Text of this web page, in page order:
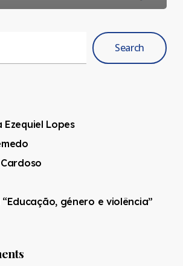
Search
Ezequiel Lopes
género e violência”